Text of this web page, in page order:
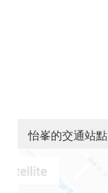
怡峯的交通站點